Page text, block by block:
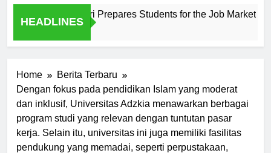
HEADLINES
Kediri Prepares Students for the Job Market
Home
Berita Terbaru
Dengan fokus pada pendidikan Islam yang moderat
dan inklusif, Universitas Adzkia menawarkan berbagai
program studi yang relevan dengan tuntutan pasar
kerja. Selain itu, universitas ini juga memiliki fasilitas
pendukung yang memadai, seperti perpustakaan,